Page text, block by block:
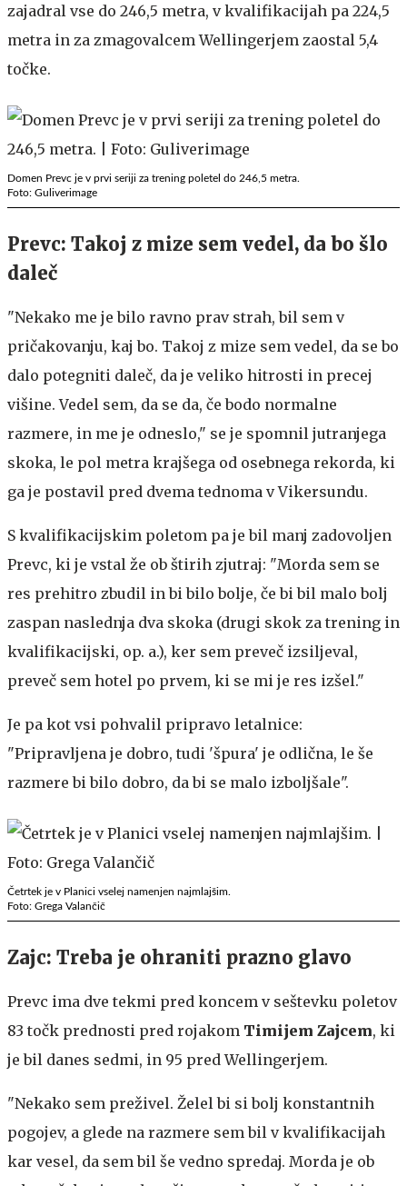
zajadral vse do 246,5 metra, v kvalifikacijah pa 224,5
metra in za zmagovalcem Wellingerjem zaostal 5,4
točke.
Domen Prevc je v prvi seriji za trening poletel do 246,5 metra.
Foto: Guliverimage
Prevc: Takoj z mize sem vedel, da bo šlo
daleč
"Nekako me je bilo ravno prav strah, bil sem v
pričakovanju, kaj bo. Takoj z mize sem vedel, da se bo
dalo potegniti daleč, da je veliko hitrosti in precej
višine. Vedel sem, da se da, če bodo normalne
razmere, in me je odneslo," se je spomnil jutranjega
skoka, le pol metra krajšega od osebnega rekorda, ki
ga je postavil pred dvema tednoma v Vikersundu.
S kvalifikacijskim poletom pa je bil manj zadovoljen
Prevc, ki je vstal že ob štirih zjutraj: "Morda sem se
res prehitro zbudil in bi bilo bolje, če bi bil malo bolj
zaspan naslednja dva skoka (drugi skok za trening in
kvalifikacijski, op. a.), ker sem preveč izsiljeval,
preveč sem hotel po prvem, ki se mi je res izšel."
Je pa kot vsi pohvalil pripravo letalnice:
"Pripravljena je dobro, tudi 'špura' je odlična, le še
razmere bi bilo dobro, da bi se malo izboljšale".
Četrtek je v Planici vselej namenjen najmlajšim.
Foto: Grega Valančič
Zajc: Treba je ohraniti prazno glavo
Prevc ima dve tekmi pred koncem v seštevku poletov
83 točk prednosti pred rojakom Timijem Zajcem, ki
je bil danes sedmi, in 95 pred Wellingerjem.
"Nekako sem preživel. Želel bi si bolj konstantnih
pogojev, a glede na razmere sem bil v kvalifikacijah
kar vesel, da sem bil še vedno spredaj. Morda je ob